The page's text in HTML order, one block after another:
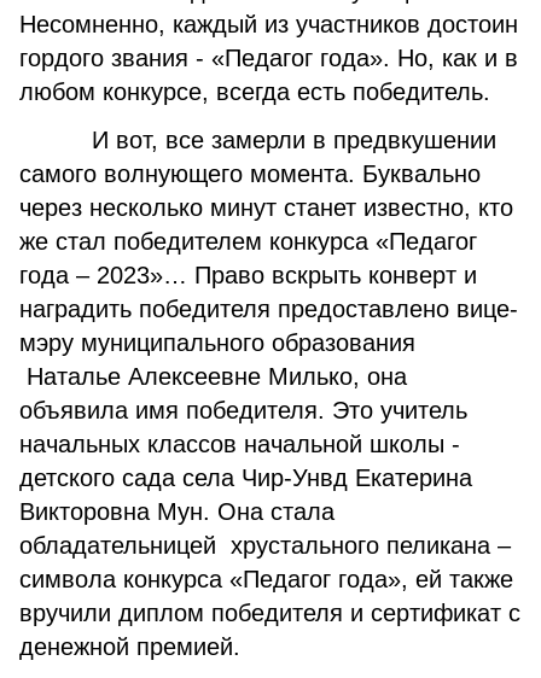
Несомненно, каждый из участников достоин
гордого звания - «Педагог года». Но, как и в
любом конкурсе, всегда есть победитель.
И вот, все замерли в предвкушении
самого волнующего момента. Буквально
через несколько минут станет известно, кто
же стал победителем конкурса «Педагог
года – 2023»… Право вскрыть конверт и
наградить победителя предоставлено вице-
мэру муниципального образования
Наталье Алексеевне Милько, она
объявила имя победителя. Это учитель
начальных классов начальной школы -
детского сада села Чир-Унвд Екатерина
Викторовна Мун. Она стала
обладательницей хрустального пеликана –
символа конкурса «Педагог года», ей также
вручили диплом победителя и сертификат с
денежной премией.